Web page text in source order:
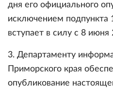
дня его официального
исключением подпункта
вступает в силу с 8 июня
3. Департаменту
Приморского края
опубликование